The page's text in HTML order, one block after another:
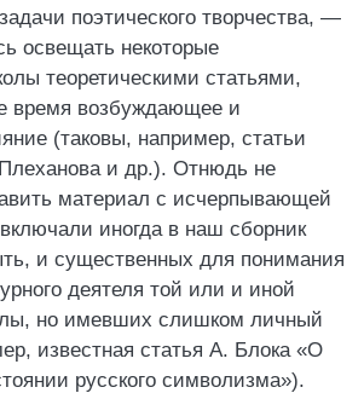
поэтического творчества, —
освещать некоторые
теоретическими статьями,
время возбуждающее и
(таковы, например, статьи
и др.). Отнюдь не
материал с исчерпывающей
иногда в наш сборник
и существенных для понимания
деятеля той или и иной
но имевших слишком личный
известная статья А. Блока «О
русского символизма»).